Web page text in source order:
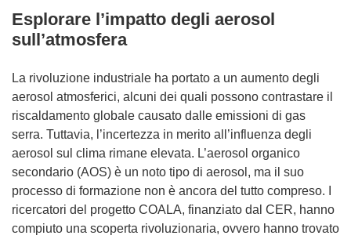
Esplorare l’impatto degli aerosol
sull’atmosfera
La rivoluzione industriale ha portato a un aumento degli
aerosol atmosferici, alcuni dei quali possono contrastare il
riscaldamento globale causato dalle emissioni di gas
serra. Tuttavia, l’incertezza in merito all’influenza degli
aerosol sul clima rimane elevata. L’aerosol organico
secondario (AOS) è un noto tipo di aerosol, ma il suo
processo di formazione non è ancora del tutto compreso. I
ricercatori del progetto COALA, finanziato dal CER, hanno
compiuto una scoperta rivoluzionaria, ovvero hanno trovato